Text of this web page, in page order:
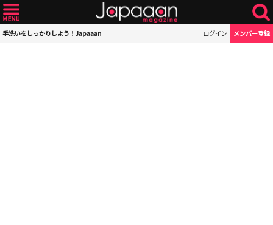
手洗いをしっかりしよう！Japaaan ログイン メンバー登録